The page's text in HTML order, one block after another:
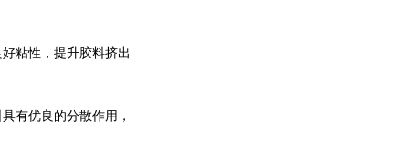
粘性，提升胶料挤出
有优良的分散作用，